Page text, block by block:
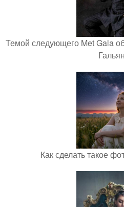
Темой следующего Met Gala
Как сделать такое